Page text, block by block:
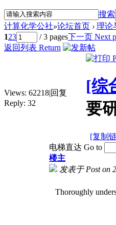
搜索
计算化学公社»论坛首页 › 理论
123 / 3 pages下一页 Next
返回列表 Return
Views: 62218|回复
Reply: 32
[综
要
[复制
电梯直达 Go to
楼主
发表于 Post on
Thoroughly